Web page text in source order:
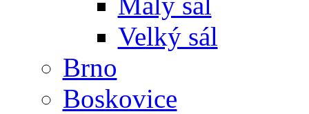
Velký sál
Brno
Boskovice